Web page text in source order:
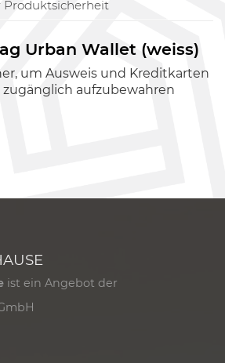
Urban Wallet (weiss)
um Ausweis und Kreditkarten
aufzubewahren
ist ein Angebot der